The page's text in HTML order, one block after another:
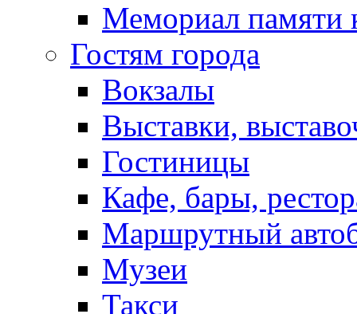
Мемориал памяти
Гостям города
Вокзалы
Выставки,
Гостиницы
Кафе, бары,
Маршрутный
Музеи
Такси